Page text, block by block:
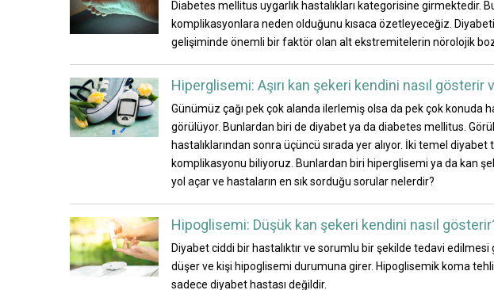
Diabetes mellitus uygarlık hastalıkları kategorisine girmektedir.
komplikasyonlara neden olduğunu kısaca özetleyeceğiz.
gelişiminde önemli bir faktör olan alt ekstremitelerin nörolojik
Hiperglisemi: Aşırı kan şekeri kendini nasıl gösterir
Günümüz çağı pek çok alanda ilerlemiş olsa da pek çok konuda
görülüyor. Bunlardan biri de diyabet ya da diabetes mellitus.
hastalıklarından sonra üçüncü sırada yer alıyor. İki temel
komplikasyonu biliyoruz. Bunlardan biri hiperglisemi ya da kan
yol açar ve hastaların en sık sorduğu sorular nelerdir?
Hipoglisemi: Düşük kan şekeri kendini nasıl
Diyabet ciddi bir hastalıktır ve sorumlu bir şekilde tedavi
düşer ve kişi hipoglisemi durumuna girer. Hipoglisemik koma
sadece diyabet hastası değildir.